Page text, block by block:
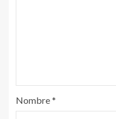
Nombre*